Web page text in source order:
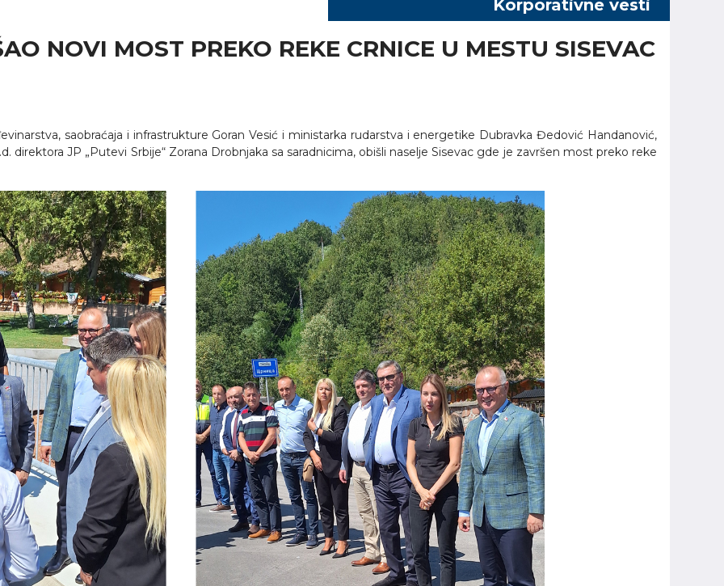
NOVI MOST PREKO REKE CRNICE U MESTU SISEVAC
saobraćaja i infrastrukture Goran Vesić i ministarka rudarstva i energetike Dubravka Đedović Handanović,
direktora JP „Putevi Srbije“ Zorana Drobnjaka sa saradnicima, obišli naselje Sisevac gde je završen most preko reke